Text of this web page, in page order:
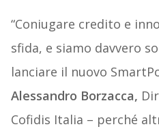
“Coniugare credito e
sfida, e siamo davvero
lanciare il nuovo
Alessandro Borzacca,
Cofidis Italia – perché